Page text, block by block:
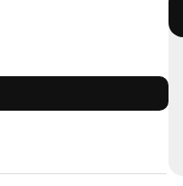
Tráiler 'Do Not Enter' (2026)